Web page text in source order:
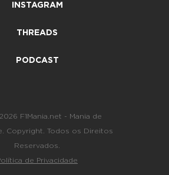
INSTAGRAM
THREADS
PODCAST
F1Mania.net - Mania de
Copyright. Todos os Direitos
Reservados.
de Privacidade